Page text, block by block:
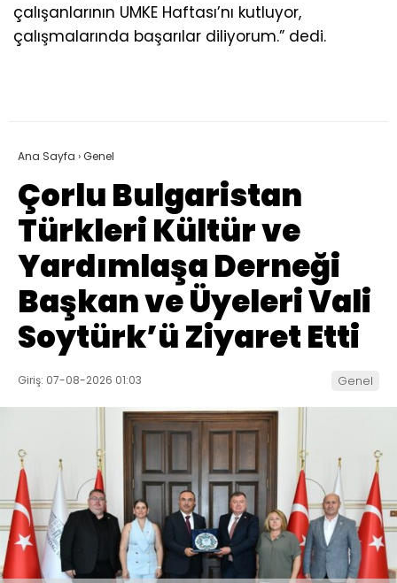
çalışanlarının UMKE Haftası’nı kutluyor,
çalışmalarında başarılar diliyorum.” dedi.
Ana Sayfa ›Genel
Çorlu Bulgaristan
Türkleri Kültür ve
Yardımlaşa Derneği
Başkan ve Üyeleri Vali
Soytürk’ü Ziyaret Etti
Giriş: 07-08-2026 01:03 Genel